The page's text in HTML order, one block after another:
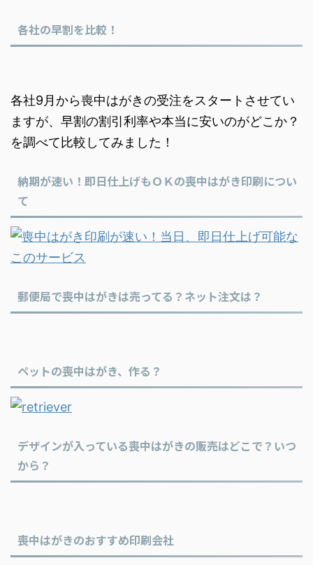
各社の早割を比較！
各社9月から喪中はがきの受注をスタートさせてい
ますが、早割の割引利率や本当に安いのがどこか？
を調べて比較してみました！
納期が速い！即日仕上げもＯＫの喪中はがき印刷につい
て
郵便局で喪中はがきは売ってる？ネット注文は？
ペットの喪中はがき、作る？
デザインが入っている喪中はがきの販売はどこで？いつ
から？
喪中はがきのおすすめ印刷会社